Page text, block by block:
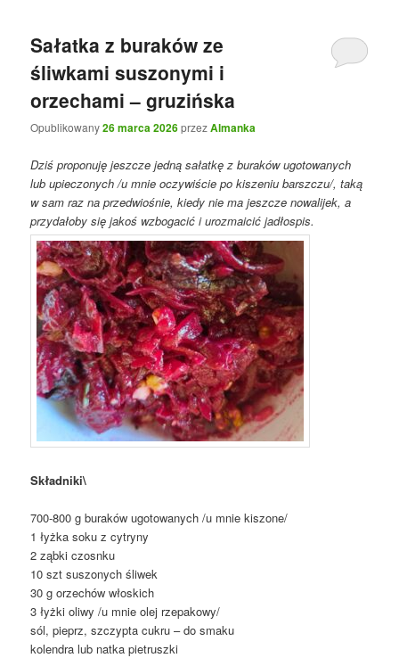
Sałatka z buraków ze
śliwkami suszonymi i
orzechami – gruzińska
Opublikowany26 marca 2026przezAlmanka
Dziś proponuję jeszcze jedną sałatkę z buraków ugotowanych
lub upieczonych /u mnie oczywiście po kiszeniu barszczu/, taką
w sam raz na przedwiośnie, kiedy nie ma jeszcze nowalijek, a
przydałoby się jakoś wzbogacić i urozmaicić jadłospis.
Składniki\
700-800 g buraków ugotowanych /u mnie kiszone/
1 łyżka soku z cytryny
2 ząbki czosnku
10 szt suszonych śliwek
30 g orzechów włoskich
3 łyżki oliwy /u mnie olej rzepakowy/
sól, pieprz, szczypta cukru – do smaku
kolendra lub natka pietruszki